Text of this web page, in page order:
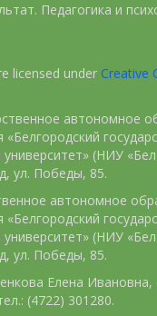
Педагогика и
licensed under Creative
автономное
(НИУ
ул. Победы, 85.
автономное
(НИУ
ул. Победы, 85.
Елена Ивановна,
(4722) 301280.